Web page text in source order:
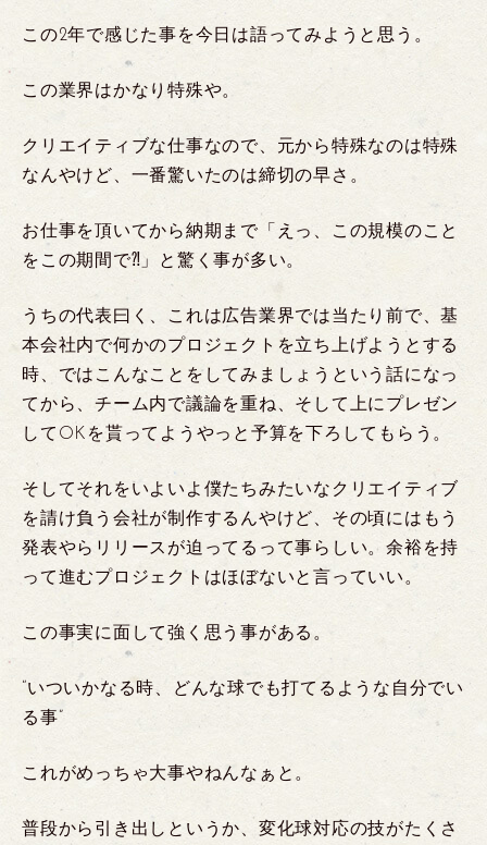
この2年で感じた事を今日は語ってみようと思う。
この業界はかなり特殊や。
クリエイティブな仕事なので、元から特殊なのは特殊
なんやけど、一番驚いたのは締切の早さ。
お仕事を頂いてから納期まで「えっ、この規模のこと
をこの期間で⁈」と驚く事が多い。
うちの代表曰く、これは広告業界では当たり前で、基
本会社内で何かのプロジェクトを立ち上げようとする
時、ではこんなことをしてみましょうという話になっ
てから、チーム内で議論を重ね、そして上にプレゼン
してOKを貰ってようやっと予算を下ろしてもらう。
そしてそれをいよいよ僕たちみたいなクリエイティブ
を請け負う会社が制作するんやけど、その頃にはもう
発表やらリリースが迫ってるって事らしい。余裕を持
って進むプロジェクトはほぼないと言っていい。
この事実に面して強く思う事がある。
“いついかなる時、どんな球でも打てるような自分でい
る事”
これがめっちゃ大事やねんなぁと。
普段から引き出しというか、変化球対応の技がたくさ